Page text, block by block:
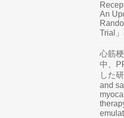
An
Trial
心筋
中、
した
and